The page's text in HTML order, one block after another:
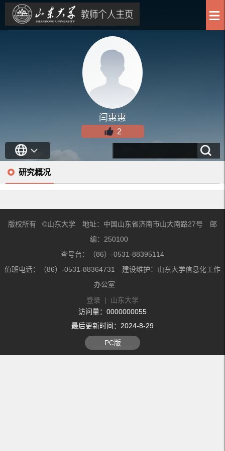
闫惠惠
2
研究概况
版权所有 ©山东大学 地址：中国山东省济南市山大南路27号 邮
编：250100
查号台：（86）-0531-88395114
值班电话：（86）-0531-88364731 建设维护：山东大学信息化工作
办公室
登录 | 山东大学
访问量： 0000000055
最后更新时间： 2024-8-29
PC版